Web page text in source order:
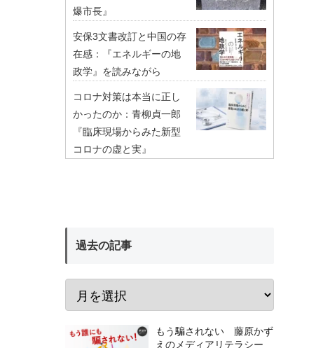
爆市長』
安保3文書改訂と中国の存
在感：『エネルギーの地
政学』を読みながら
コロナ対策は本当に正し
かったのか：青柳貞一郎
『臨床現場からみた新型
コロナの虚と実』
過去の記事
もう騙されない 藤原かず
えのメディアリテラシー